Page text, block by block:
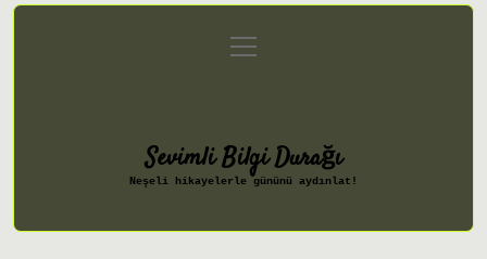
Gizlilik Politikası
menüyü
aç
Sevimli Bilgi Durağı
Neşeli hikayelerle gününü aydınlat!